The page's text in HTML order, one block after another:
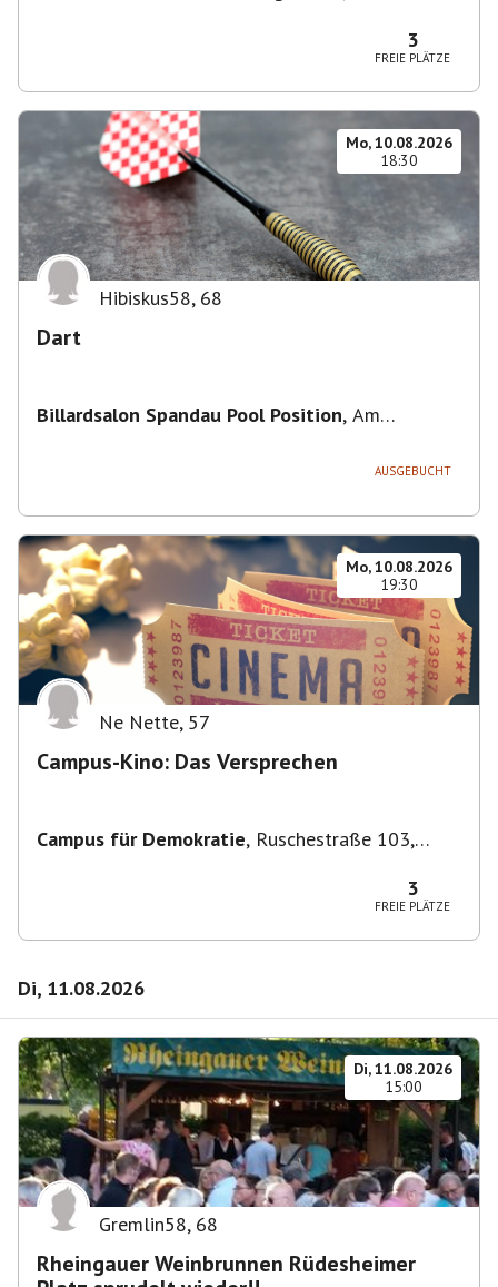
3
FREIE PLÄTZE
Mo, 10.08.2026
18:30
Hibiskus58, 68
Dart
Billardsalon Spandau Pool Position, Am
AUSGEBUCHT
Mo, 10.08.2026
19:30
Ne Nette, 57
Campus-Kino: Das Versprechen
Campus für Demokratie, Ruschestraße 103,
3
FREIE PLÄTZE
Di, 11.08.2026
Di, 11.08.2026
15:00
Gremlin58, 68
Rheingauer Weinbrunnen Rüdesheimer